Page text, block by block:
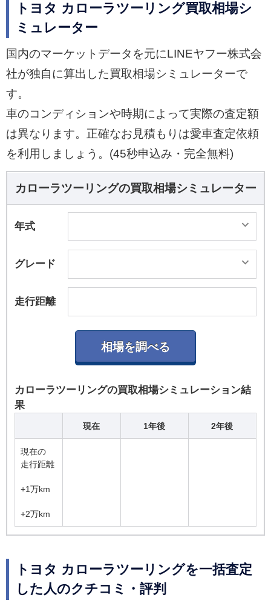
トヨタ カローラツーリング買取相場シ
ミュレーター
国内のマーケットデータを元にLINEヤフー株式会
社が独自に算出した買取相場シミュレーターで
す。
車のコンディションや時期によって実際の査定額
は異なります。正確なお見積もりは愛車査定依頼
を利用しましょう。(45秒申込み・完全無料)
カローラツーリングの買取相場シミュレーター
年式
グレード
走行距離
カローラツーリングの買取相場シミュレーション結
果
現在 1年後 2年後
現在の
走行距離
+1万km
+2万km
トヨタ カローラツーリングを一括査定
した人のクチコミ・評判